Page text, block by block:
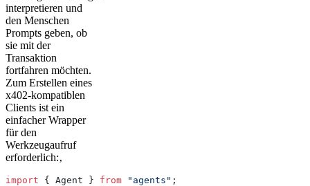
interpretieren und
den Menschen
Prompts geben, ob
sie mit der
Transaktion
fortfahren möchten.
Zum Erstellen eines
x402-kompatiblen
Clients ist ein
einfacher Wrapper
für den
Werkzeugaufruf
erforderlich:‚
import { Agent } from "agents" ;